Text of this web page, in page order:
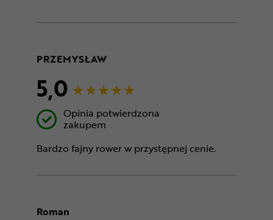
PRZEMYSŁAW
5,0
Opinia potwierdzona
zakupem
Bardzo fajny rower w przystępnej cenie.
Roman